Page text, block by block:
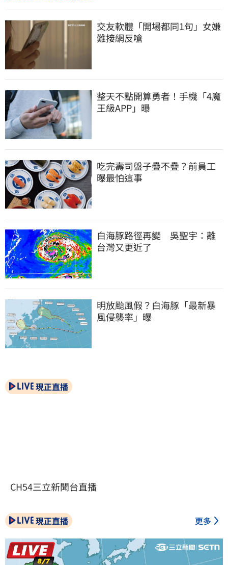
交友軟體「開場都同1句」女嫌
難接網反嗆
整天不點開算勇者！手機「4魔
王級APP」曝
吃完壽司盤子疊不疊？前員工
曝最怕這事
白海豚路徑再變　吳聖宇：離
台灣又更近了
明放颱風假？白海豚「最新暴
風侵襲率」曝
現正直播
CH54三立新聞台直播
現正直播 更多